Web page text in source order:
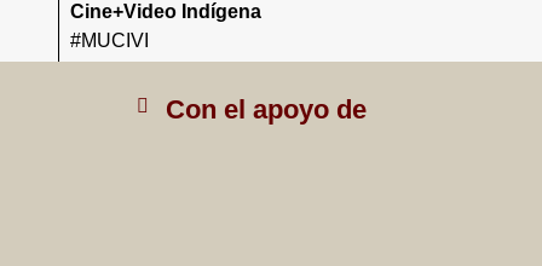
Cine+Video Indígena
#MUCIVI
Con el apoyo de